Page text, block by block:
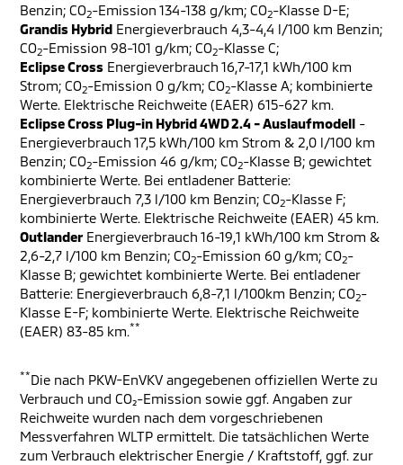
Benzin; CO2-Emission 134-138 g/km; CO2-Klasse D-E;
Grandis Hybrid Energieverbrauch 4,3-4,4 l/100 km Benzin;
CO2-Emission 98-101 g/km; CO2-Klasse C;
Eclipse Cross Energieverbrauch 16,7-17,1 kWh/100 km
Strom; CO2-Emission 0 g/km; CO2-Klasse A; kombinierte
Werte. Elektrische Reichweite (EAER) 615-627 km.
Eclipse Cross Plug-in Hybrid 4WD 2.4 - Auslaufmodell -
Energieverbrauch 17,5 kWh/100 km Strom & 2,0 l/100 km
Benzin; CO2-Emission 46 g/km; CO2-Klasse B; gewichtet
kombinierte Werte. Bei entladener Batterie:
Energieverbrauch 7,3 l/100 km Benzin; CO2-Klasse F;
kombinierte Werte. Elektrische Reichweite (EAER) 45 km.
Outlander Energieverbrauch 16-19,1 kWh/100 km Strom &
2,6-2,7 l/100 km Benzin; CO2-Emission 60 g/km; CO2-
Klasse B; gewichtet kombinierte Werte. Bei entladener
Batterie: Energieverbrauch 6,8-7,1 l/100km Benzin; CO2-
Klasse E-F; kombinierte Werte. Elektrische Reichweite
(EAER) 83-85 km.**
**Die nach PKW-EnVKV angegebenen offiziellen Werte zu
Verbrauch und CO₂-Emission sowie ggf. Angaben zur
Reichweite wurden nach dem vorgeschriebenen
Messverfahren WLTP ermittelt. Die tatsächlichen Werte
zum Verbrauch elektrischer Energie / Kraftstoff, ggf. zur